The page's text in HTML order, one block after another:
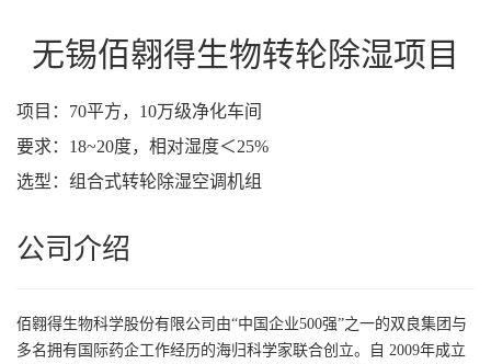
无锡佰翱得生物转轮除湿项目
项目：70平方，10万级净化车间
要求：18~20度，相对湿度＜25%
选型：组合式转轮除湿空调机组
公司介绍
佰翱得生物科学股份有限公司由“中国企业500强”之一的双良集团与
多名拥有国际药企工作经历的海归科学家联合创立。自 2009年成立